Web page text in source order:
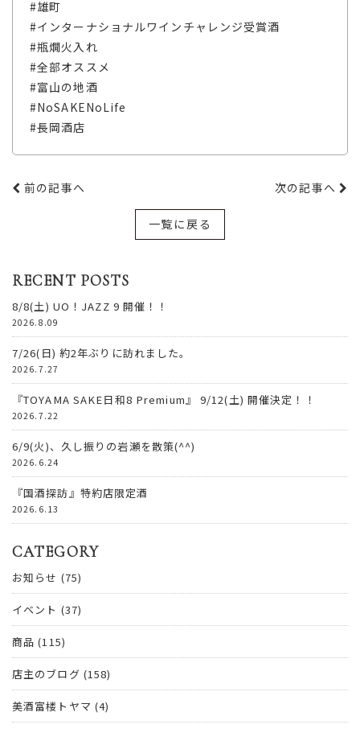
RECENT POSTS
8/8(土) UO！JAZZ 9 開催！！
2026.8.09
7/26(日) 約2年ぶりに訪れました。
2026.7.27
『TOYAMA SAKE日和8 Premium』 9/12(土) 開催決定！！
2026.7.22
6/9(火)、久し振りの岩瀬を散策(^^)
2026.6.24
『国酒探訪』特約店限定酒
2026.6.13
CATEGORY
お知らせ (75)
イベント (37)
商品 (115)
店主のブログ (158)
美酒富楼トヤマ (4)
#雄町
#インターナショナルワインチャレンジ受賞酒
#瓶燗火入れ
#全部オススメ
#富山の地酒
#NoSAKENoLife
#長岡酒店
前の記事へ 次の記事へ
一覧に戻る